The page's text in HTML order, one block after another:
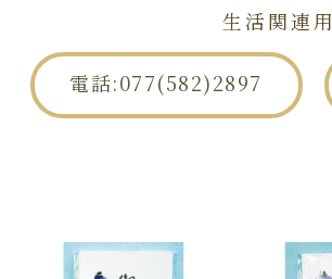
生活関連
電話:077(582)2897